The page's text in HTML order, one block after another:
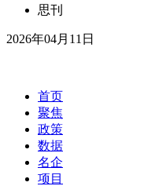
思刊
2026年04月11日
首页
聚焦
政策
数据
名企
项目